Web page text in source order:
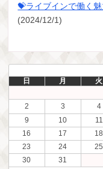
💝ライブインで働く魅
(2024/12/1)
日
月 火
2
3 4
9
10 11
16
17 18
23
24 25
30
31